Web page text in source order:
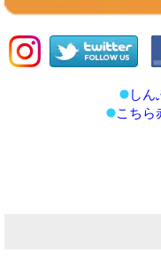
しん
こちら